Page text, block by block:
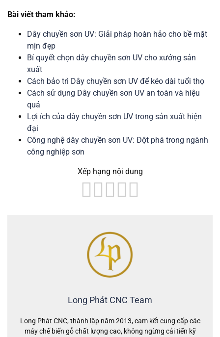
Bài viết tham khảo:
Dây chuyền sơn UV: Giải pháp hoàn hảo cho bề mặt
mịn đẹp
Bí quyết chọn dây chuyền sơn UV cho xưởng sản
xuất
Cách bảo trì Dây chuyền sơn UV để kéo dài tuổi thọ
Cách sử dụng Dây chuyền sơn UV an toàn và hiệu
quả
Lợi ích của dây chuyền sơn UV trong sản xuất hiện
đại
Công nghệ dây chuyền sơn UV: Đột phá trong ngành
công nghiệp sơn
Xếp hạng nội dung
Long Phát CNC Team
Long Phát CNC, thành lập năm 2013, cam kết cung cấp các
máy chế biến gỗ chất lượng cao, không ngừng cải tiến kỹ